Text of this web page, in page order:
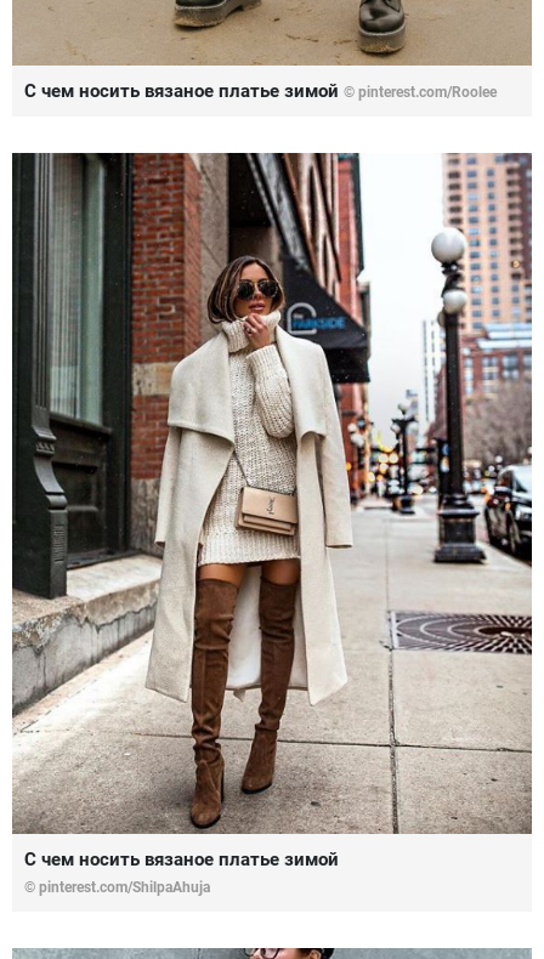
С чем носить вязаное платье зимой © pinterest.com/Roolee
С чем носить вязаное платье зимой
© pinterest.com/ShilpaAhuja